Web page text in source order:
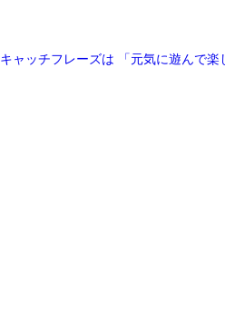
キャッチフレーズは 「元気に遊んで楽